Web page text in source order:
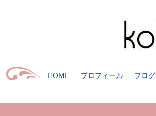
HOME プロフィール ブログ